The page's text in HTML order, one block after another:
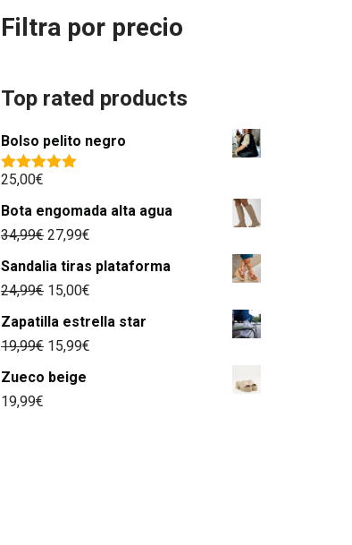
Filtra por precio
Top rated products
Bolso pelito negro
Valorado
5
25,00€
Bota engomada alta agua
34,99€ 27,99€
Sandalia tiras plataforma
24,99€ 15,00€
Zapatilla estrella star
19,99€ 15,99€
Zueco beige
19,99€